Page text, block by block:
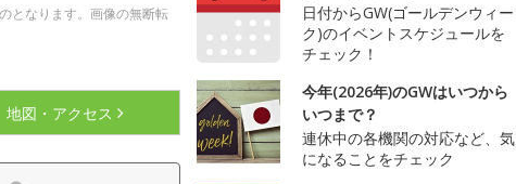
となります。画像の無断転
地図・アクセス
日付からGW(ゴールデンウィー
ク)のイベントスケジュールを
チェック！
今年(2026年)のGWはいつから
いつまで？
連休中の各機関の対応など、気
になることをチェック